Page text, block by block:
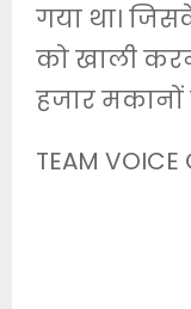
गया था।
को खाली
हजार मकानों
TEAM VOICE